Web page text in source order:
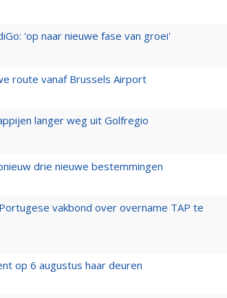
'op naar nieuwe fase van groei'
route vanaf Brussels Airport
langer weg uit Golfregio
drie nieuwe bestemmingen
vakbond over overname TAP te
op 6 augustus haar deuren